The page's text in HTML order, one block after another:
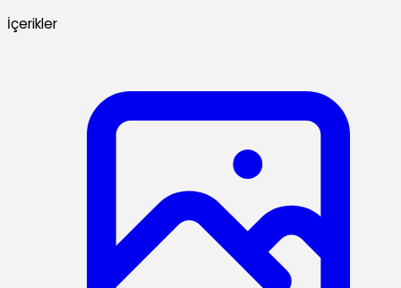
İçerikler